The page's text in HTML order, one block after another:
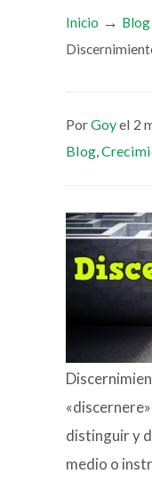
Inicio → Blog
PorGoyel 2
Blog,
distinguir y
medio o